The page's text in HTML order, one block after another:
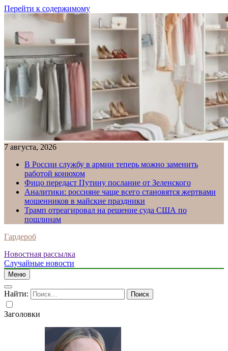
Перейти к содержимому
7 августа, 2026
В России службу в армии теперь можно заменить
работой конюхом
Фицо передаст Путину послание от Зеленского
Аналитики: россияне чаще всего становятся жертвами
мошенников в майские праздники
Трамп отреагировал на решение суда США по
пошлинам
Гардероб
Новостная рассылка
Случайные новости
Меню
Найти:
Заголовки